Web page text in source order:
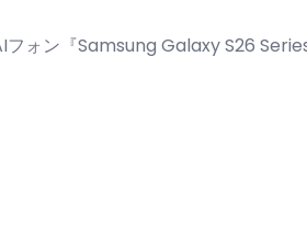
フォン『Samsung Galaxy S26